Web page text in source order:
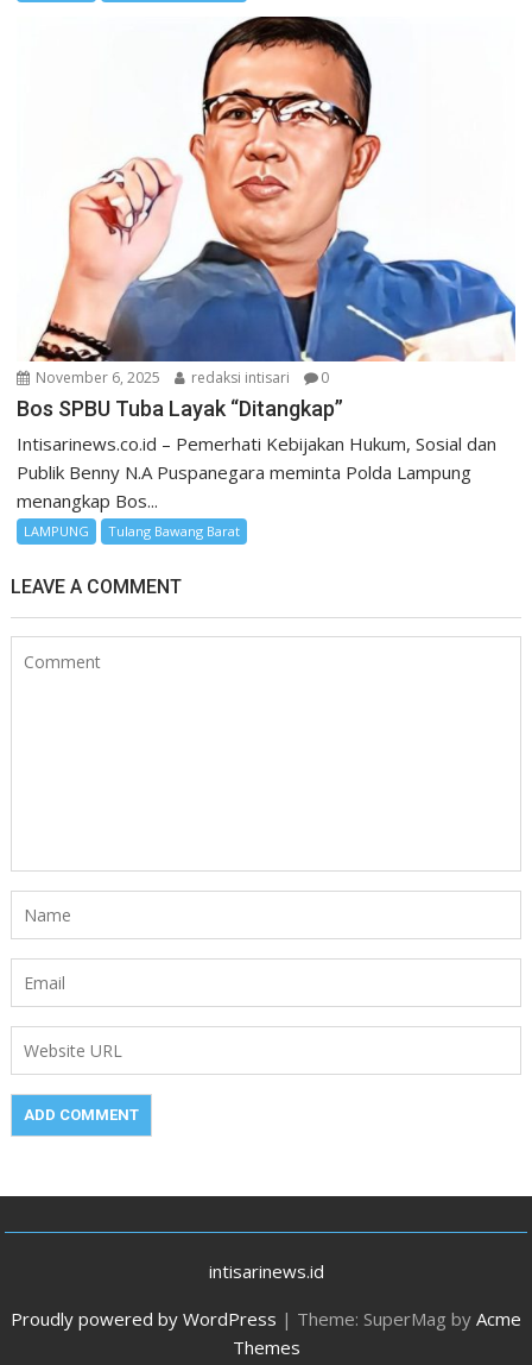
November 6, 2025 redaksi intisari 0
Bos SPBU Tuba Layak “Ditangkap”
Intisarinews.co.id – Pemerhati Kebijakan Hukum, Sosial dan
Publik Benny N.A Puspanegara meminta Polda Lampung
menangkap Bos...
LAMPUNG Tulang Bawang Barat
LEAVE A COMMENT
intisarinews.id
Proudly powered by WordPress | Theme: SuperMag by Acme
Themes